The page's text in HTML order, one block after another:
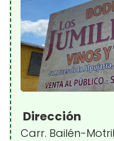
Dirección
Carr. Bailén-